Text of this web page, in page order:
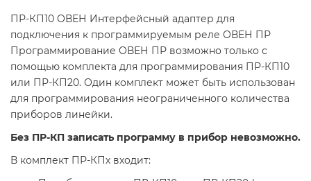
ПР-КП10 ОВЕН Интерфейсный адаптер для
подключения к программируемым реле ОВЕН ПР
Программирование ОВЕН ПР возможно только с
помощью комплекта для программирования ПР-КП10
или ПР-КП20. Один комплект может быть использован
для программирования неограниченного количества
приборов линейки.
Без ПР-КП записать программу в прибор невозможно.
В комплект ПР-КПх входит: